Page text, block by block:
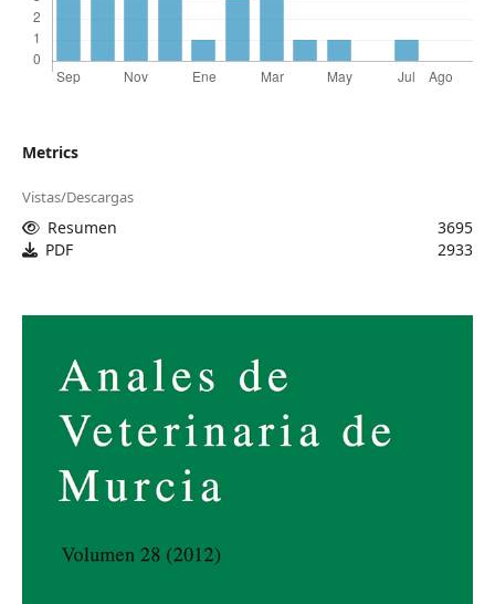
Metrics
Vistas/Descargas
Resumen
3695
PDF
2933